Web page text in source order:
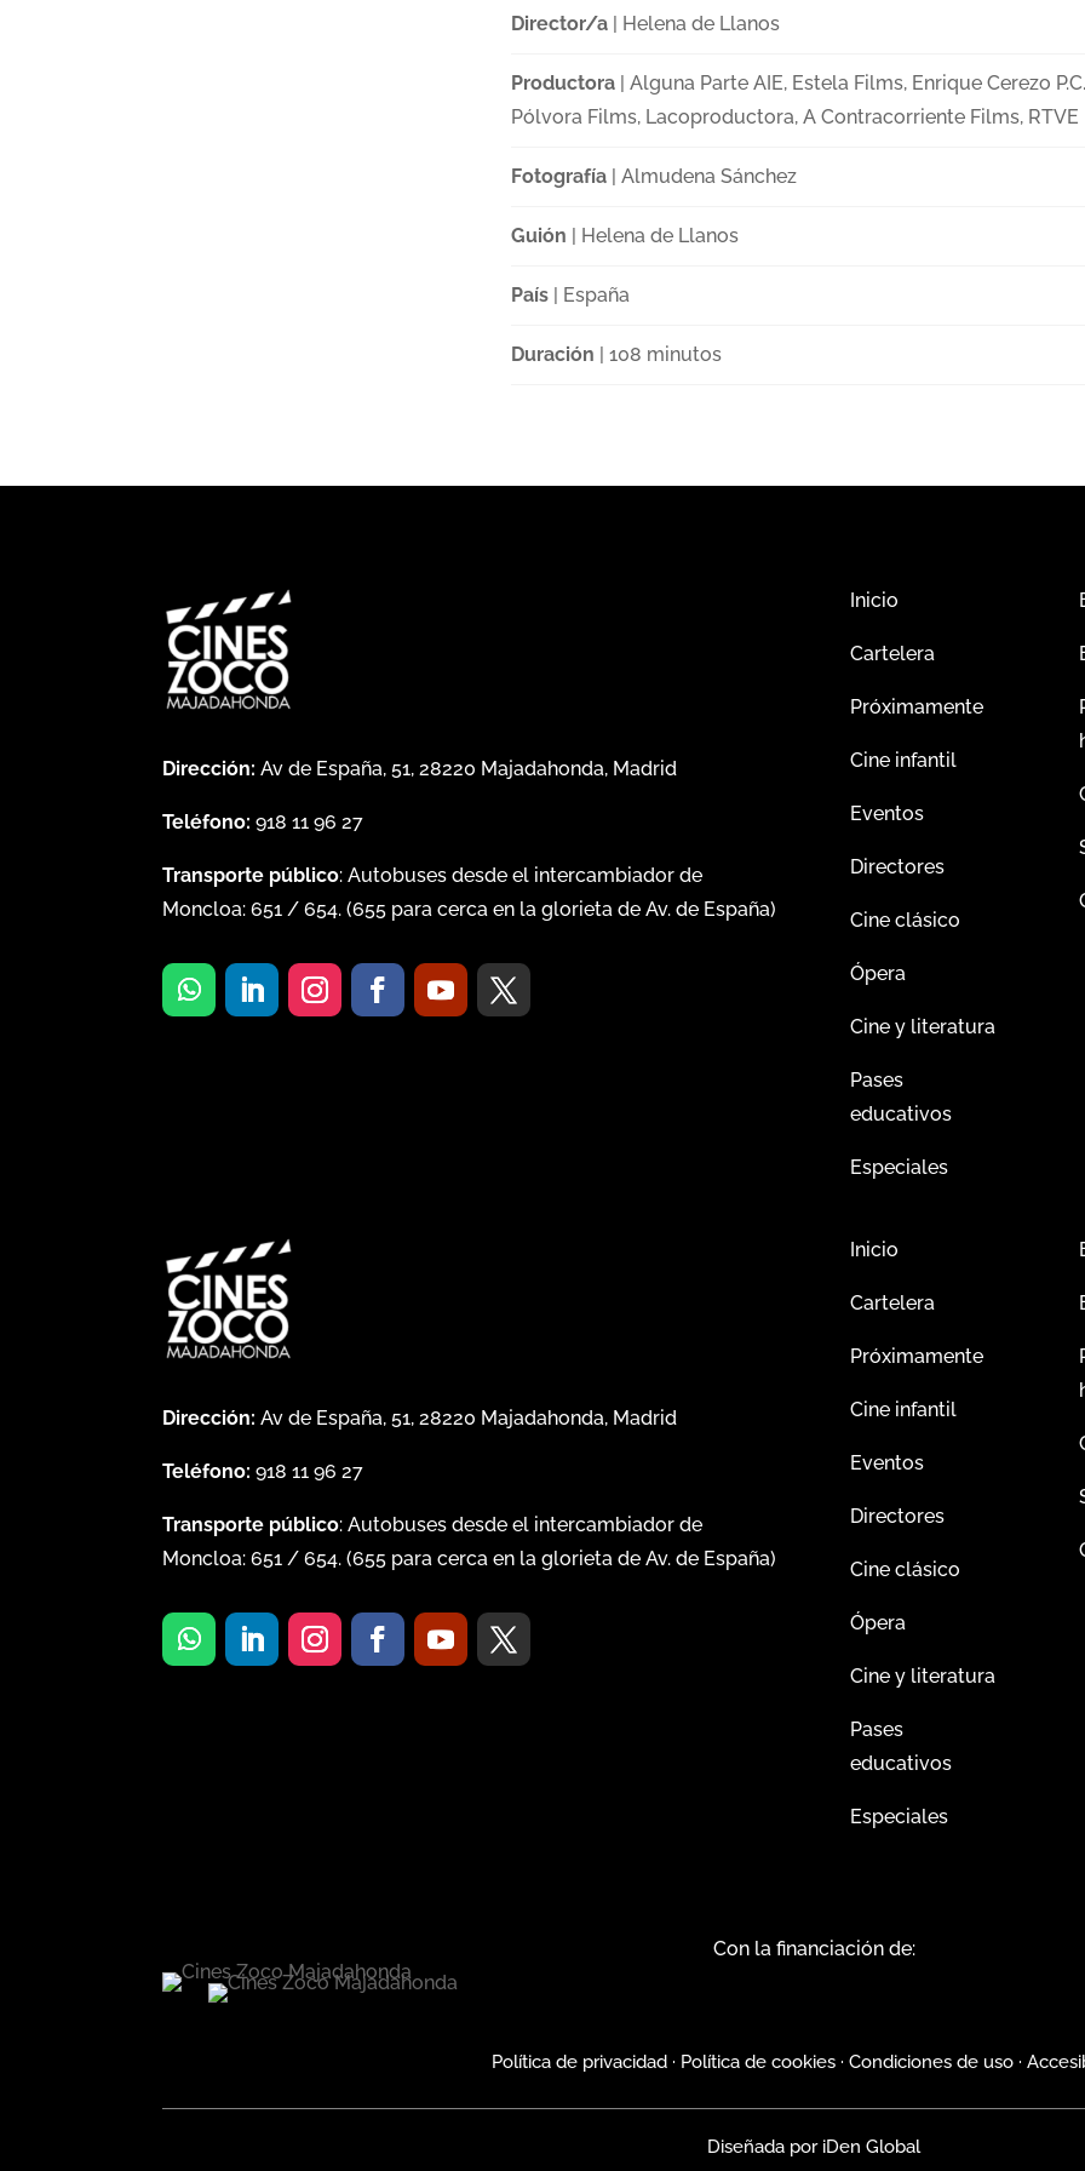
Director/a| Helena de Llanos
Productora| Alguna Parte AIE, Estela Films, Enrique Cerezo
Pólvora Films, Lacoproductora, A Contracorriente Films, RTVE
Fotografía| Almudena Sánchez
Guión | Helena de Llanos
País| España
Duración | 108 minutos
Dirección: Av de España, 51, 28220 Majadahonda, Madrid
Teléfono: 918 11 96 27
Transporte público: Autobuses desde el intercambiador de
Moncloa:651 /654. (655 para cerca en la glorieta de Av. de España)
Inicio
Cartelera
Próximamente
Cine infantil
Eventos
Directores
Cine clásico
Ópera
Cine y literatura
Pases
educativos
Especiales
Dirección: Av de España, 51, 28220 Majadahonda, Madrid
Teléfono: 918 11 96 27
Transporte público: Autobuses desde el intercambiador de
Moncloa:651 /654. (655 para cerca en la glorieta de Av. de España)
Inicio
Cartelera
Próximamente
Cine infantil
Eventos
Directores
Cine clásico
Ópera
Cine y literatura
Pases
educativos
Especiales
Con la financiación de:
Política de privacidad · Política de cookies · Condiciones de uso ·
Diseñada poriDen Global